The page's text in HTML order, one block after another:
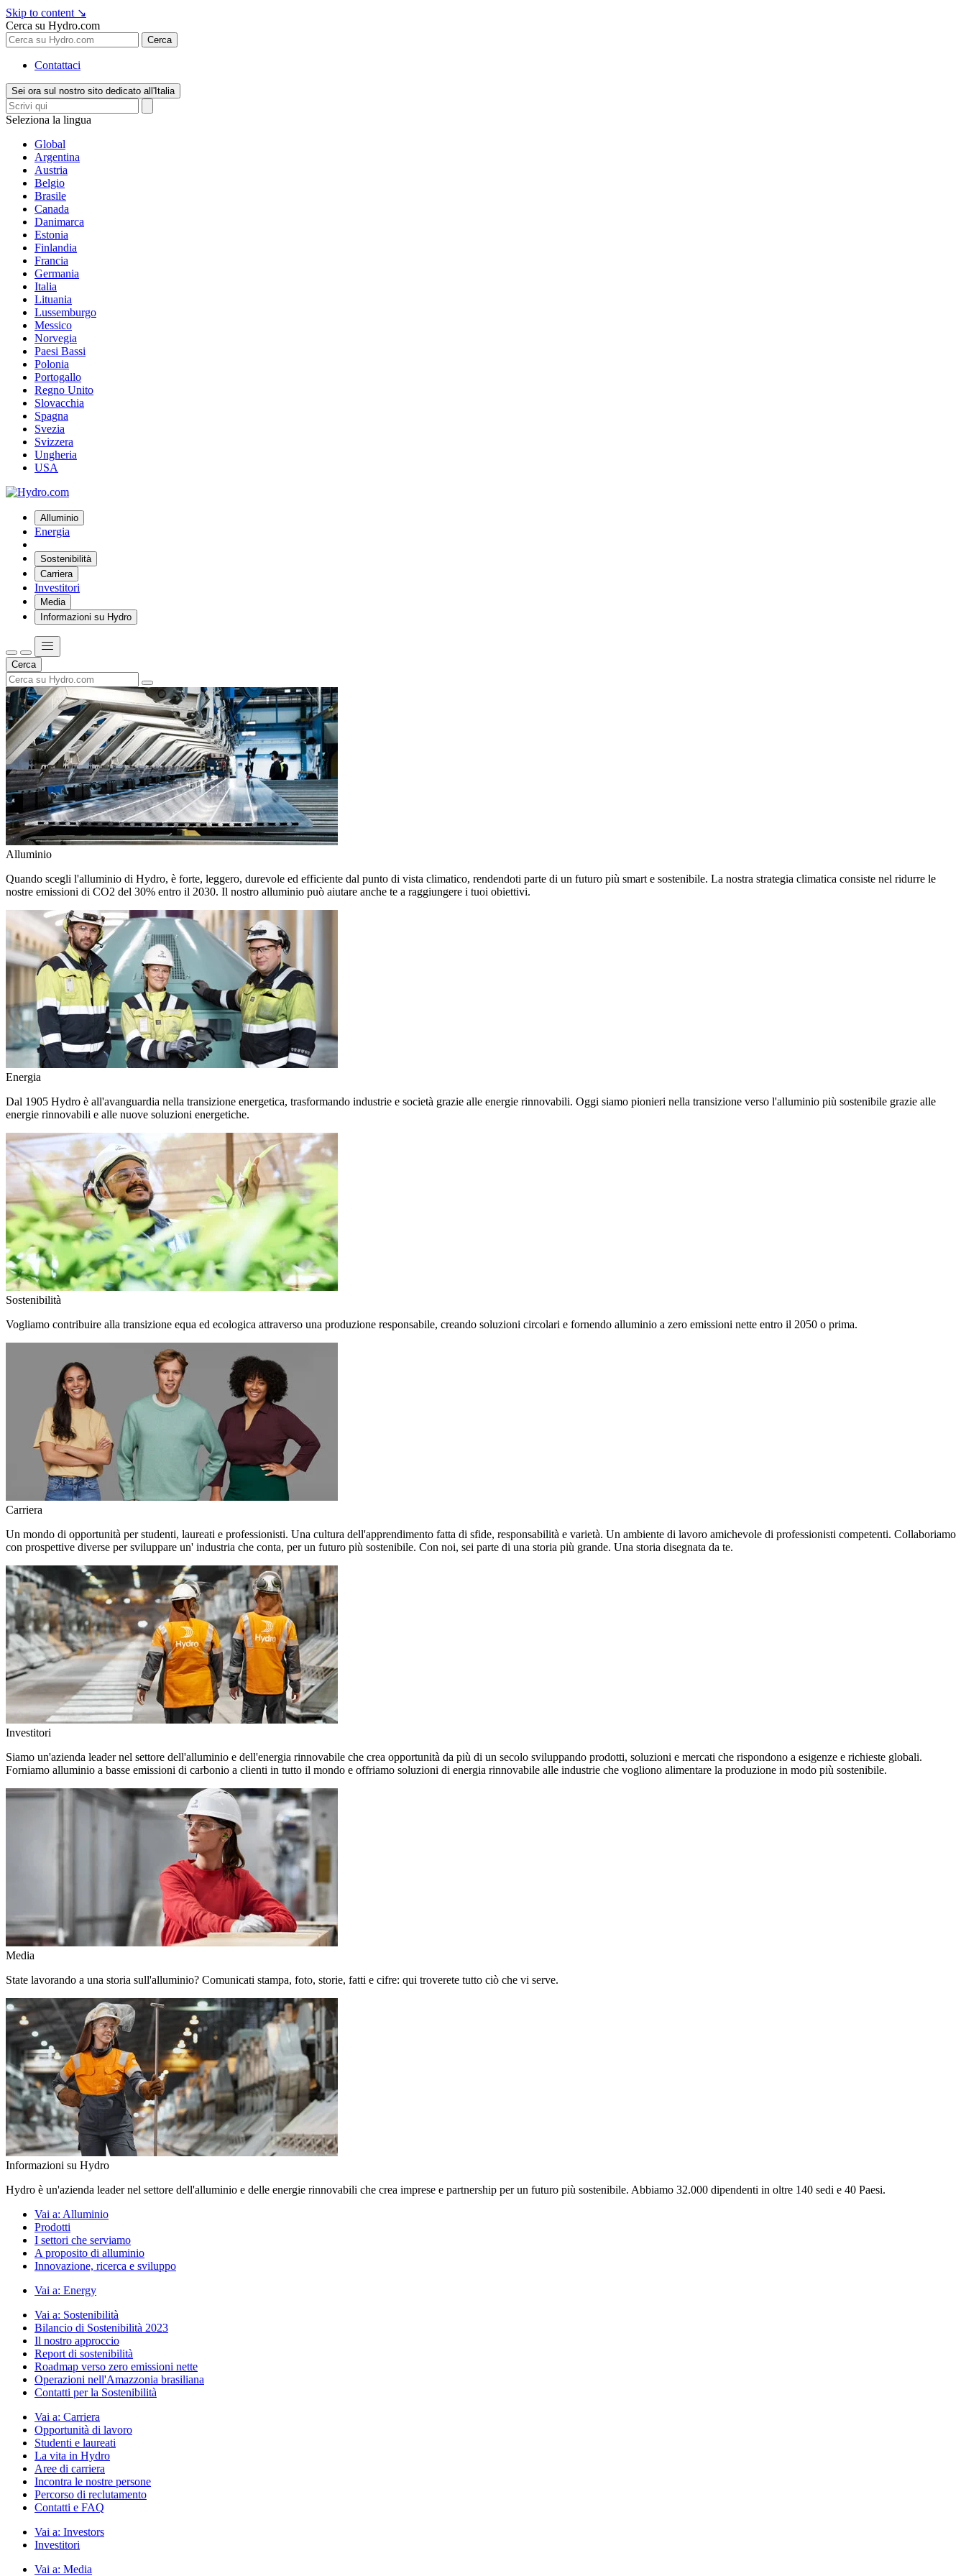
Skip to content ↘
Cerca su Hydro.com
Cerca
Contattaci
Sei ora sul nostro sito dedicato all'Italia
Seleziona la lingua
Global
Argentina
Austria
Belgio
Brasile
Canada
Danimarca
Estonia
Finlandia
Francia
Germania
Italia
Lituania
Lussemburgo
Messico
Norvegia
Paesi Bassi
Polonia
Portogallo
Regno Unito
Slovacchia
Spagna
Svezia
Svizzera
Ungheria
USA
Alluminio
Energia
Sostenibilità
Carriera
Investitori
Media
Informazioni su Hydro
Cerca
Alluminio
Quando scegli l'alluminio di Hydro, è forte, leggero, durevole ed efficiente dal punto di vista climatico, rendendoti parte di un futuro più smart e sostenibile. La nostra strategia climatica consiste nel ridurre le
nostre emissioni di CO2 del 30% entro il 2030. Il nostro alluminio può aiutare anche te a raggiungere i tuoi obiettivi.
Energia
Dal 1905 Hydro è all'avanguardia nella transizione energetica, trasformando industrie e società grazie alle energie rinnovabili. Oggi siamo pionieri nella transizione verso l'alluminio più sostenibile grazie alle
energie rinnovabili e alle nuove soluzioni energetiche.
Sostenibilità
Vogliamo contribuire alla transizione equa ed ecologica attraverso una produzione responsabile, creando soluzioni circolari e fornendo alluminio a zero emissioni nette entro il 2050 o prima.
Carriera
Un mondo di opportunità per studenti, laureati e professionisti. Una cultura dell'apprendimento fatta di sfide, responsabilità e varietà. Un ambiente di lavoro amichevole di professionisti competenti. Collaboriamo
con prospettive diverse per sviluppare un' industria che conta, per un futuro più sostenibile. Con noi, sei parte di una storia più grande. Una storia disegnata da te.
Investitori
Siamo un'azienda leader nel settore dell'alluminio e dell'energia rinnovabile che crea opportunità da più di un secolo sviluppando prodotti, soluzioni e mercati che rispondono a esigenze e richieste globali.
Forniamo alluminio a basse emissioni di carbonio a clienti in tutto il mondo e offriamo soluzioni di energia rinnovabile alle industrie che vogliono alimentare la produzione in modo più sostenibile.
Media
State lavorando a una storia sull'alluminio? Comunicati stampa, foto, storie, fatti e cifre: qui troverete tutto ciò che vi serve.
Informazioni su Hydro
Hydro è un'azienda leader nel settore dell'alluminio e delle energie rinnovabili che crea imprese e partnership per un futuro più sostenibile. Abbiamo 32.000 dipendenti in oltre 140 sedi e 40 Paesi.
Vai a: Alluminio
Prodotti
I settori che serviamo
A proposito di alluminio
Innovazione, ricerca e sviluppo
Vai a: Energy
Vai a: Sostenibilità
Bilancio di Sostenibilità 2023
Il nostro approccio
Report di sostenibilità
Roadmap verso zero emissioni nette
Operazioni nell'Amazzonia brasiliana
Contatti per la Sostenibilità
Vai a: Carriera
Opportunità di lavoro
Studenti e laureati
La vita in Hydro
Aree di carriera
Incontra le nostre persone
Percorso di reclutamento
Contatti e FAQ
Vai a: Investors
Investitori
Vai a: Media